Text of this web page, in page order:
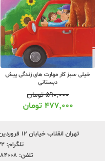
خیلی سبز کار مهارت های زندگی پیش
دبستانی
۵۹۰,۰۰۰تومان
۴۷۷,۰۰۰ تومان
تهران انقلاب خیابان ۱۲ فروردین پایین تر از وحید نظری پلاک ۲۴۹
تلگرام:
تلفن: ۶۶۴۸۴۰۰۸-